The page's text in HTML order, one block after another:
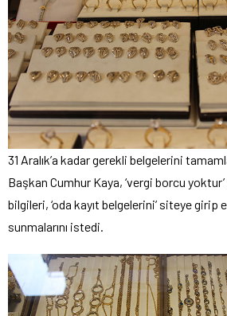
31 Aralık’a kadar gerekli belgelerini
Başkan Cumhur Kaya, ‘vergi borcu yoktur’
bilgileri, ‘oda kayıt belgelerini’ siteye girip
sunmalarını istedi.